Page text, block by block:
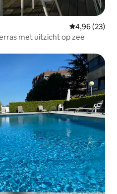
Gemiddelde
4,96 (23)
terras met uitzicht op zee